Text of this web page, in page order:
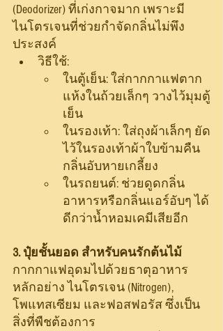
(Deodorizer) ที่เก่งกาจมาก เพราะมี
ไนโตรเจนที่ช่วยกำจัดกลิ่นไม่พึง
ประสงค์
วิธีใช้:
ในตู้เย็น: ใส่กากกาแฟตาก
แห้งในถ้วยเล็กๆ วางไว้มุมตู้
เย็น
ในรองเท้า: ใส่ถุงผ้าเล็กๆ ยัด
ไว้ในรองเท้าผ้าใบข้ามคืน
กลิ่นอับหายเกลี้ยง
ในรถยนต์: ช่วยดูดกลิ่น
อาหารหรือกลิ่นแอร์อับๆ ได้
ดีกว่าน้ำหอมเคมีเสียอีก
3. ปุ๋ยชั้นยอด สำหรับคนรักต้นไม้
กากกาแฟอุดมไปด้วยธาตุอาหาร
หลักอย่าง ไนโตรเจน (Nitrogen),
โพแทสเซียม และฟอสฟอรัส ซึ่งเป็น
สิ่งที่พืชต้องการ